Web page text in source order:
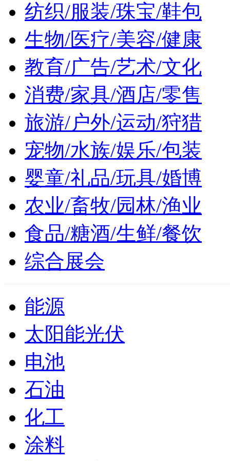
纺织/服装/珠宝/鞋包
生物/医疗/美容/健康
教育/广告/艺术/文化
消费/家具/酒店/零售
旅游/户外/运动/狩猎
宠物/水族/娱乐/包装
婴童/礼品/玩具/婚博
农业/畜牧/园林/渔业
食品/糖酒/生鲜/餐饮
综合展会
能源
太阳能光伏
电池
石油
化工
涂料